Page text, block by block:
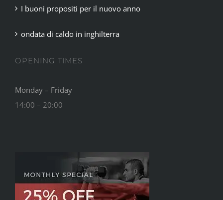
I buoni propositi per il nuovo anno
ondata di caldo in inghilterra
OPENING TIMES
Monday – Friday
14:00 – 20:00